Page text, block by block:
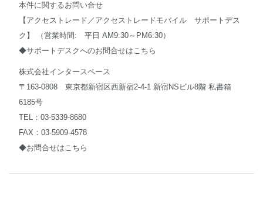
本件に関するお問い合せ
【アクセストレード／アクセストレードモバイル サポートデス
ク】 （営業時間: 平日 AM9:30～PM6:30）
◆サポートデスクへのお問合せはこちら
株式会社インタースペース
〒163-0808 東京都新宿区西新宿2-4-1 新宿NSビル8階 私書箱
6185号
TEL：03-5339-8680
FAX：03-5909-4578
◆お問合せはこちら